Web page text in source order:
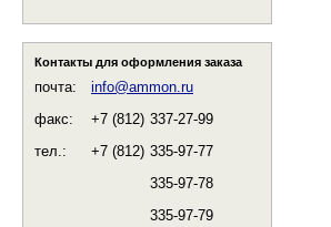
Контакты для оформления заказа
почта:
info@ammon.ru
факс:
+7 (812) 337-27-99
тел.:
+7 (812) 335-97-77
335-97-78
335-97-79